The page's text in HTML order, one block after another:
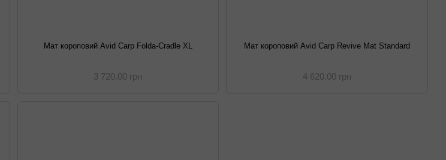
Мат короповий Avid Carp Folda-Cradle XL
3 720.00 грн
Мат короповий Avid Carp Revive Mat Standard
4 620.00 грн